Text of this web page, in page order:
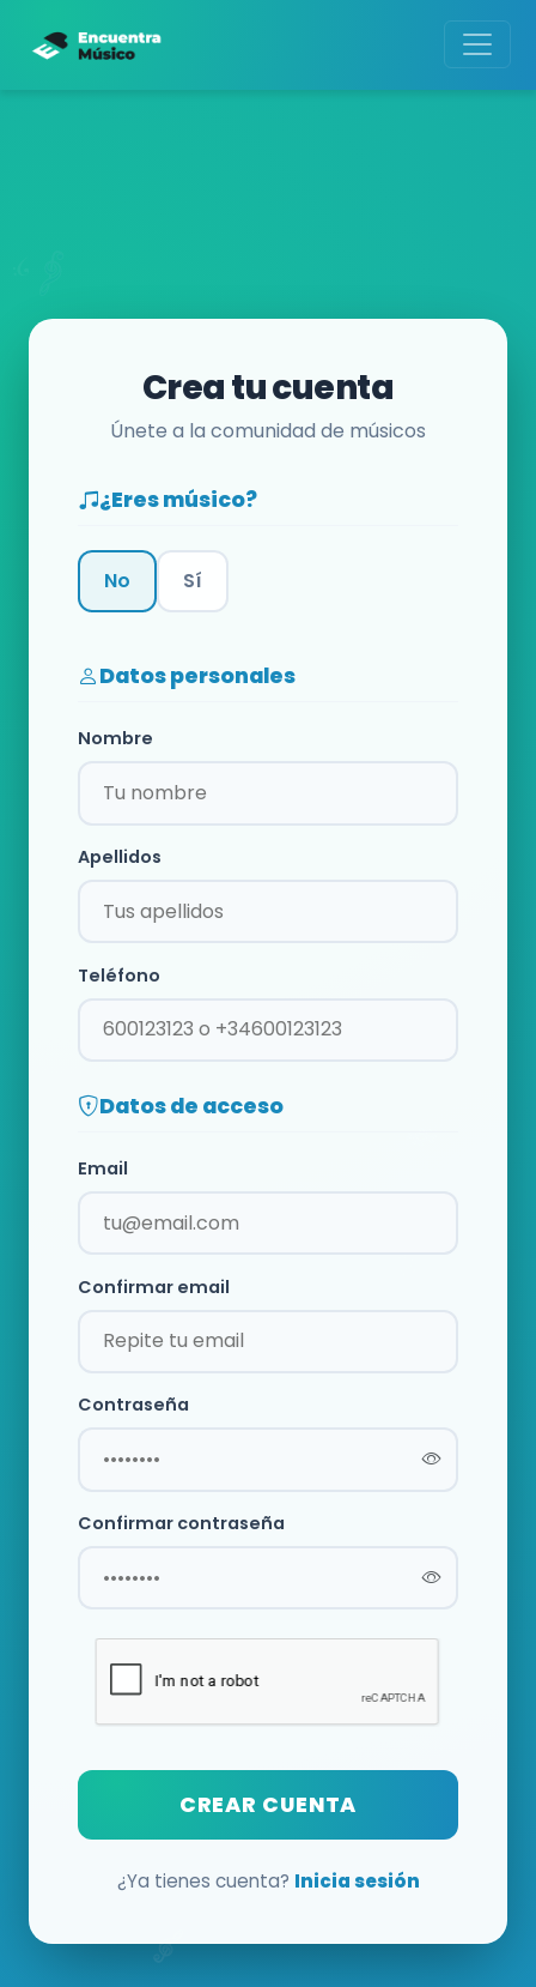
Crea tu cuenta
Únete a la comunidad de músicos
¿Eres músico?
No Sí
Datos personales
Nombre
Apellidos
Teléfono
Datos de acceso
Email
Confirmar email
Contraseña
Confirmar contraseña
CREAR CUENTA
¿Ya tienes cuenta? Inicia sesión